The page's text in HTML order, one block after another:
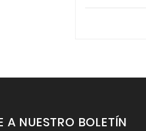
A NUESTRO BOLETÍN